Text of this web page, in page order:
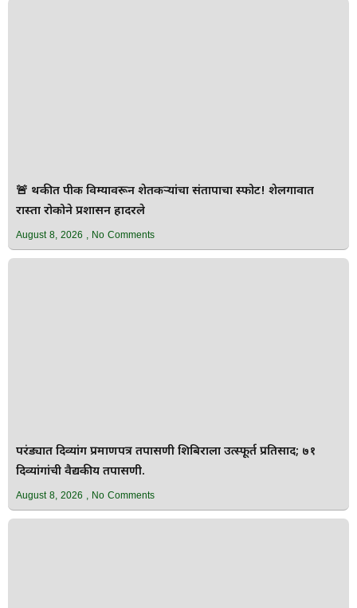
🚨 थकीत पीक विम्यावरून शेतकऱ्यांचा संतापाचा स्फोट! शेलगावात
रास्ता रोकोने प्रशासन हादरले
August 8, 2026 No Comments
परंड्यात दिव्यांग प्रमाणपत्र तपासणी शिबिराला उत्स्फूर्त प्रतिसाद; ७१
दिव्यांगांची वैद्यकीय तपासणी.
August 8, 2026 No Comments